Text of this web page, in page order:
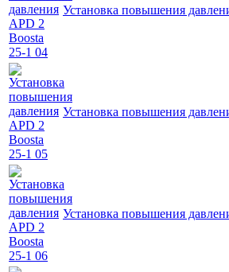
Установка повышения
Установка повышения
Установка повышения